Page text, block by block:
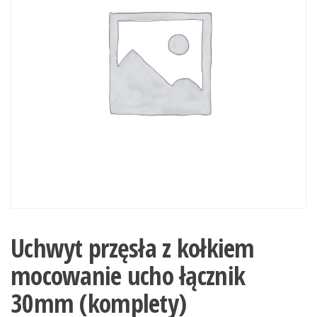
Uchwyt przęsła z kołkiem
mocowanie ucho łącznik
30mm (komplety)